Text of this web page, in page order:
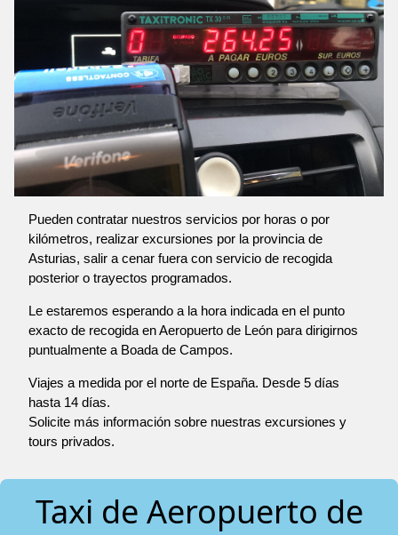
Pueden contratar nuestros servicios por horas o por
kilómetros, realizar excursiones por la provincia de
Asturias, salir a cenar fuera con servicio de recogida
posterior o trayectos programados.
Le estaremos esperando a la hora indicada en el punto
exacto de recogida en Aeropuerto de León para dirigirnos
puntualmente a Boada de Campos.
Viajes a medida por el norte de España. Desde 5 días
hasta 14 días.
Solicite más información sobre nuestras excursiones y
tours privados.
Taxi de Aeropuerto de